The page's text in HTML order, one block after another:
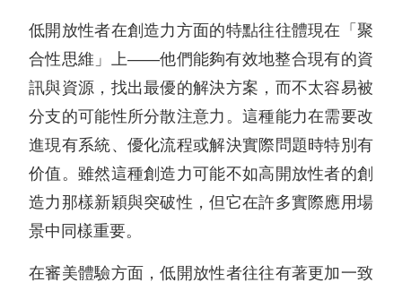
低開放性者在創造力方面的特點往往體現在「聚
合性思維」上——他們能夠有效地整合現有的資
訊與資源，找出最優的解決方案，而不太容易被
分支的可能性所分散注意力。這種能力在需要改
進現有系統、優化流程或解決實際問題時特別有
价值。雖然這種創造力可能不如高開放性者的創
造力那樣新穎與突破性，但它在許多實際應用場
景中同樣重要。
在審美體驗方面，低開放性者往往有著更加一致